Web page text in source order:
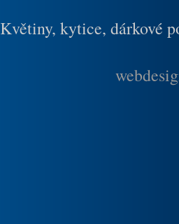
Květiny, kytice, dárkové